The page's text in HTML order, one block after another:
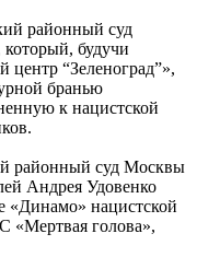
районный суд
будучи
“Зеленоград”»,
бранью
к нацистской
районный суд Москвы
Андрея Удовенко
«Динамо» нацистской
«Мертвая голова»,